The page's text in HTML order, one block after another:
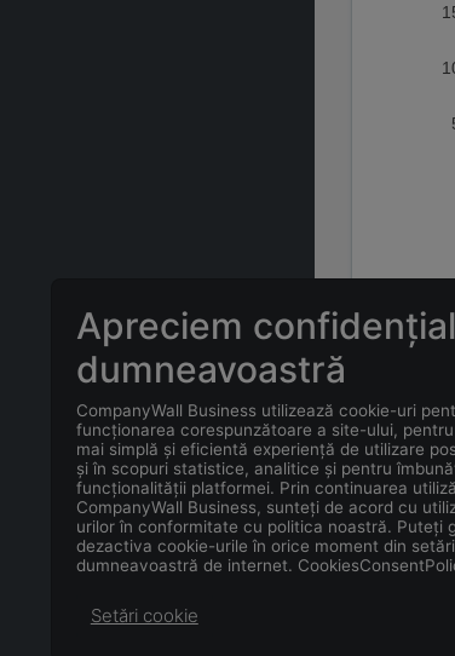
Apreciem
dumneavoastră
CompanyWall Business utilizează cookie-uri
funcționarea corespunzătoare a site-ului,
mai simplă și eficientă experiență de utilizare
și în scopuri statistice, analitice și pentru
funcționalității platformei. Prin continuarea
CompanyWall Business, sunteți de acord cu
urilor în conformitate cu politica noastră. Puteți
dezactiva cookie-urile în orice moment din
dumneavoastră de internet.
Setări cookie